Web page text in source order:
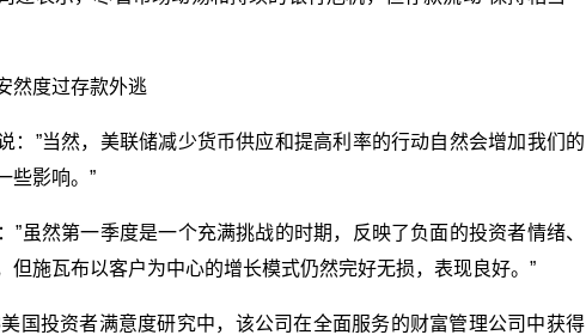
然度过存款外逃
：”当然，美联储减少货币供应和提高利率的行动自然会增加我们的
些影响。”
”虽然第一季度是一个充满挑战的时期，反映了负面的投资者情绪、
但施瓦布以客户为中心的增长模式仍然完好无损，表现良好。”
国投资者满意度研究中，该公司在全面服务的财富管理公司中获得